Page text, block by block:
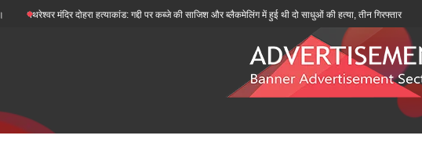
पथरेश्वर मंदिर दोहरा हत्याकांड: गद्दी पर कब्जे की साजिश और ब्लैकमेलिंग में हुई थी दो साधुओं की हत्या, तीन गिरफ्तार